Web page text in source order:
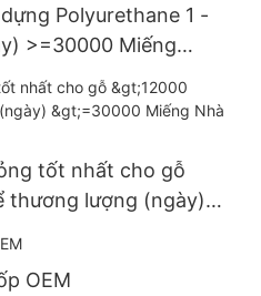
Polyurethane 1 -
>=30000 Miếng
tốt nhất cho gỗ
thương lượng (ngày)
xuất tại Hoa Kỳ 72
OEM